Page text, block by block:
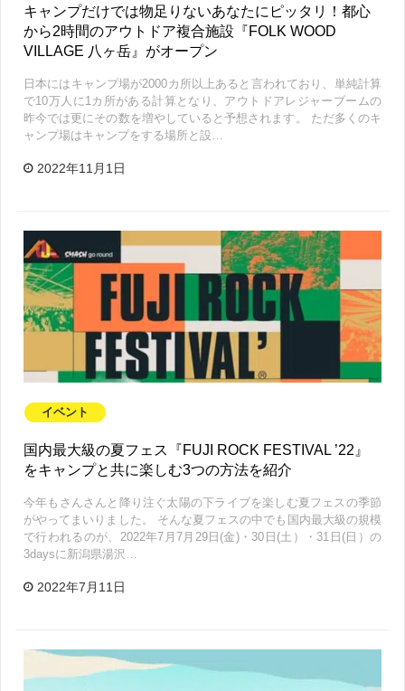
キャンプだけでは物足りないあなたにピッタリ！都心
から2時間のアウトドア複合施設『FOLK WOOD
VILLAGE 八ヶ岳』がオープン
日本にはキャンプ場が2000カ所以上あると言われており、単純計算
で10万人に1カ所がある計算となり、アウトドアレジャーブームの
昨今では更にその数を増やしていると予想されます。 ただ多くのキ
ャンプ場はキャンプをする場所と設…
2022年11月1日
イベント
国内最大級の夏フェス『FUJI ROCK FESTIVAL ’22』
をキャンプと共に楽しむ3つの方法を紹介
今年もさんさんと降り注ぐ太陽の下ライブを楽しむ夏フェスの季節
がやってまいりました。 そんな夏フェスの中でも国内最大級の規模
で行われるのが、2022年7月7月29日(金)・30日(土）・31日(日）の
3daysに新潟県湯沢…
2022年7月11日